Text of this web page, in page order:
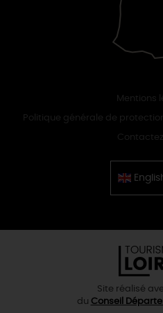
Mentions
Politique générale de
Site réalisé
du Conseil